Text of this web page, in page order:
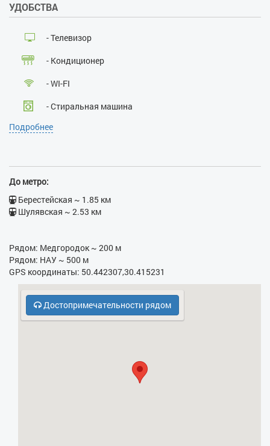
удостоверяющих личность:
УДОБСТВА
- Телевизор
- Кондиционер
- WI-FI
- Стиральная машина
- Кабельное ТВ
- Гладильная доска
- Электрочайник
- Кухонная плита
- Платная парковка
Подробнее
До метро:
Берестейская ~ 1.85 км
Шулявская ~ 2.53 км
Рядом: Медгородок ~ 200 м
Рядом: НАУ ~ 500 м
GPS координаты: 50.442307,30.415231
Достопримечательности рядом